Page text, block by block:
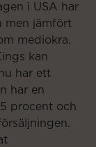
i USA har
men jämfört
mediokra.
kan
har ett
har en
procent och